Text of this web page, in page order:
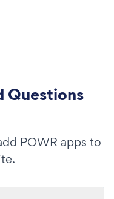
Questions
POWR apps to